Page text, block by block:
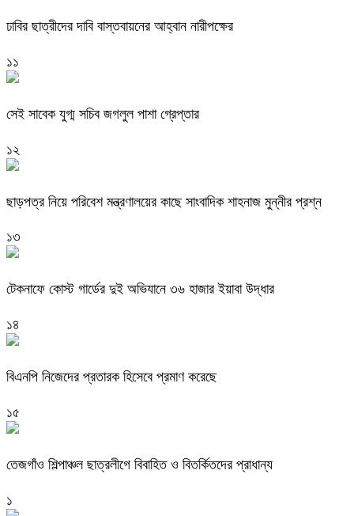
ঢাবির ছাত্রীদের দাবি বাস্তবায়নের আহ্বান নারীপক্ষের
১১
সেই সাবেক যুগ্ম সচিব জগলুল পাশা গ্রেপ্তার
১২
ছাড়পত্র নিয়ে পরিবেশ মন্ত্রণালয়ের কাছে সাংবাদিক শাহনাজ মুন্নীর প্রশ্ন
১৩
টেকনাফে কোস্ট গার্ডের দুই অভিযানে ৩৬ হাজার ইয়াবা উদ্ধার
১৪
বিএনপি নিজেদের প্রতারক হিসেবে প্রমাণ করেছে
১৫
তেজগাঁও শিল্পাঞ্চল ছাত্রলীগে বিবাহিত ও বিতর্কিতদের প্রাধান্য
১